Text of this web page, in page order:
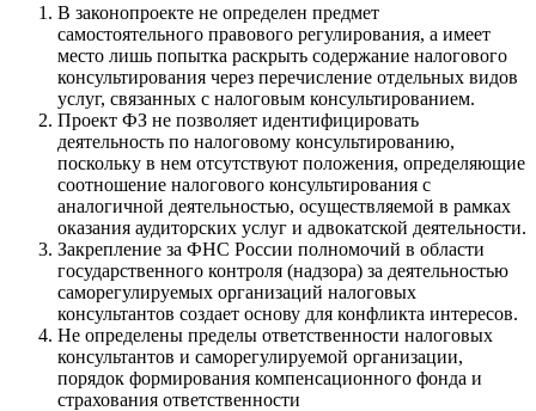
В законопроекте не определен предмет
самостоятельного правового регулирования, а имеет
место лишь попытка раскрыть содержание налогового
консультирования через перечисление отдельных видов
услуг, связанных с налоговым консультированием.
Проект ФЗ не позволяет идентифицировать
деятельность по налоговому консультированию,
поскольку в нем отсутствуют положения, определяющие
соотношение налогового консультирования с
аналогичной деятельностью, осуществляемой в рамках
оказания аудиторских услуг и адвокатской деятельности.
Закрепление за ФНС России полномочий в области
государственного контроля (надзора) за деятельностью
саморегулируемых организаций налоговых
консультантов создает основу для конфликта интересов.
Не определены пределы ответственности налоговых
консультантов и саморегулируемой организации,
порядок формирования компенсационного фонда и
страхования ответственности